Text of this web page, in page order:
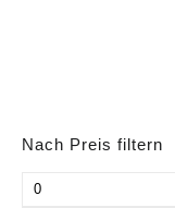
Nach Preis filtern
Min.